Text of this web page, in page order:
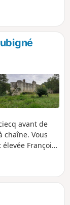
avant de
chaîne. Vous
Françoise
vous
et par le
des Touches
remonter